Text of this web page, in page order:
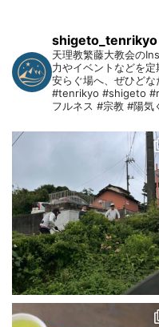
shigeto_tenrikyo
天理教繁藤大教会の
力やイベントなどを
安らぐ場へ、ぜひどな
#tenrikyo #shigeto
フルネス #宗教 #陽気